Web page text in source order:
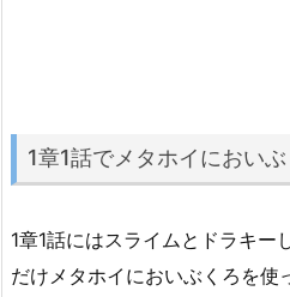
1章1話でメタホイにおい
1章1話にはスライムとドラキー
だけメタホイにおいぶくろを使